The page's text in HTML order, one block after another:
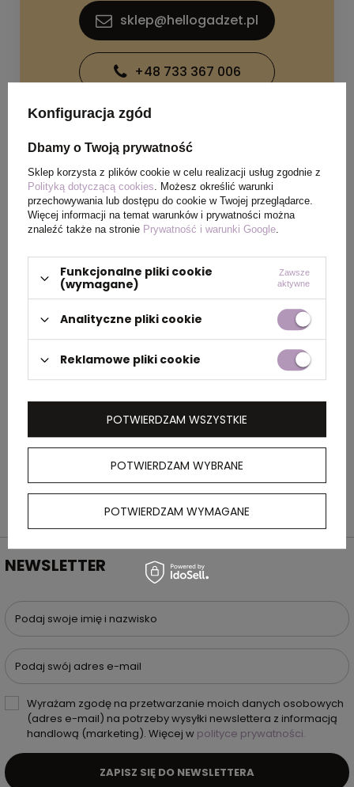
sklep@hellogadzet.pl
+48 733 367 006
SPECYFIKACJA PRODUKTU
Wymiary
produktu
185 x ⌀ 7 mm
Kolor biały
OPIS
Drewniany ołówek z gumką o zabawnym
kształcie to doskonały pomysł na upominek
reklamowy.
NEWSLETTER
Podaj swoje imię i nazwisko
Podaj swój adres e-mail
Wyrażam zgodę na przetwarzanie moich danych osobowych
(adres e-mail) na potrzeby wysyłki newslettera z informacją
handlową (marketing). Więcej w polityce prywatności.
ZAPISZ SIĘ DO NEWSLETTERA
Konfiguracja zgód
Dbamy o Twoją prywatność
Sklep korzysta z plików cookie w celu realizacji usług zgodnie z
Polityką dotyczącą cookies. Możesz określić warunki
przechowywania lub dostępu do cookie w Twojej przeglądarce.
Więcej informacji na temat warunków i prywatności można
znaleźć także na stronie Prywatność i warunki Google.
Funkcjonalne pliki cookie
(wymagane)
Zawsze
aktywne
Analityczne pliki cookie
Reklamowe pliki cookie
POTWIERDZAM WYBRANE
POTWIERDZAM WYMAGANE
POTWIERDZAM WSZYSTKIE